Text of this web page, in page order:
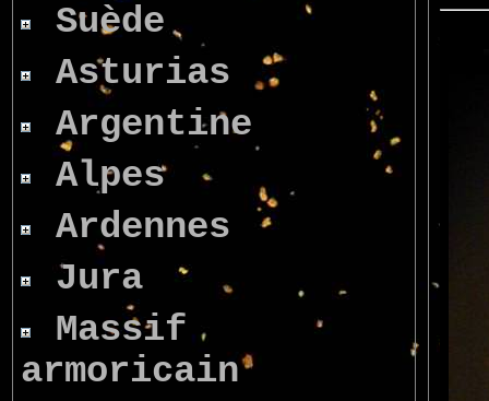
Suède
Asturias
Argentine
Alpes
Ardennes
Jura
Massif
armoricain